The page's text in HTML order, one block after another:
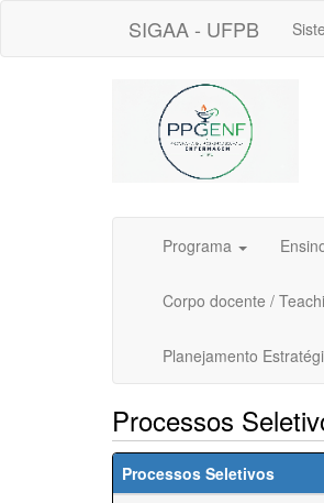
SIGAA - UFPB
Programa
Corpo docente /
Planejamento
Processos
Processos Seletivos